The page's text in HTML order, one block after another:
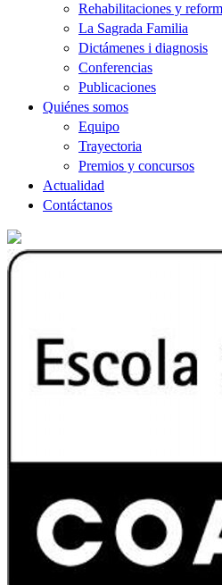
Rehabilitaciones y
La Sagrada Familia
Dictámenes i diagnosis
Conferencias
Publicaciones
Quiénes somos
Equipo
Trayectoria
Premios y concursos
Actualidad
Contáctanos